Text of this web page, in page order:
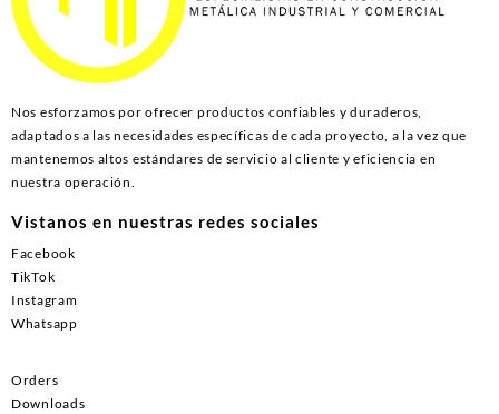
Nos esforzamos por ofrecer productos confiables y duraderos,
adaptados a las necesidades específicas de cada proyecto, a la vez que
mantenemos altos estándares de servicio al cliente y eficiencia en
nuestra operación.
Vistanos en nuestras redes sociales
Facebook
TikTok
Instagram
Whatsapp
Orders
Downloads